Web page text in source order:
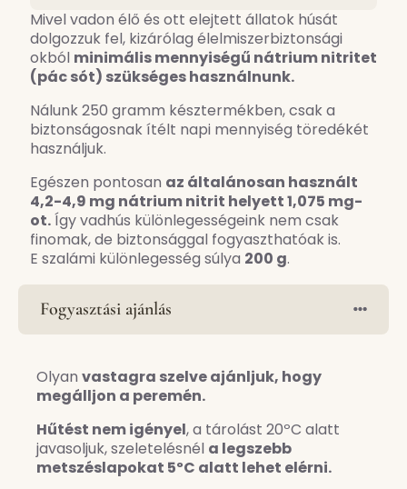
Mivel vadon élő és ott elejtett állatok húsát
dolgozzuk fel, kizárólag élelmiszerbiztonsági
okból minimális mennyiségű nátrium nitritet
(pác sót) szükséges használnunk.
Nálunk 250 gramm késztermékben, csak a
biztonságosnak ítélt napi mennyiség töredékét
használjuk.
Egészen pontosan az általánosan használt
4,2-4,9 mg nátrium nitrit helyett 1,075 mg-
ot.Így vadhús különlegességeink nem csak
finomak, de biztonsággal fogyaszthatóak is.
E szalámi különlegesség súlya 200 g.
Fogyasztási ajánlás
Olyan vastagra szelve ajánljuk, hogy
megálljon a peremén.
Hűtést nem igényel, a tárolást 20ºC alatt
javasoljuk, szeletelésnél a legszebb
metszéslapokat 5ºC alatt lehet elérni.